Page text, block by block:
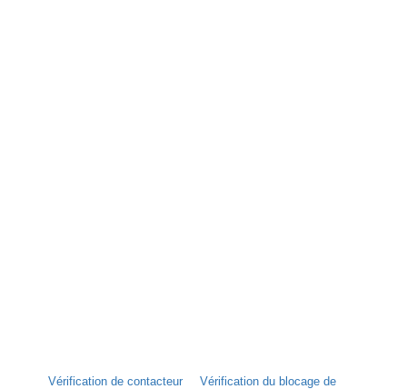
Vérification de contacteur
Vérification du blocage de